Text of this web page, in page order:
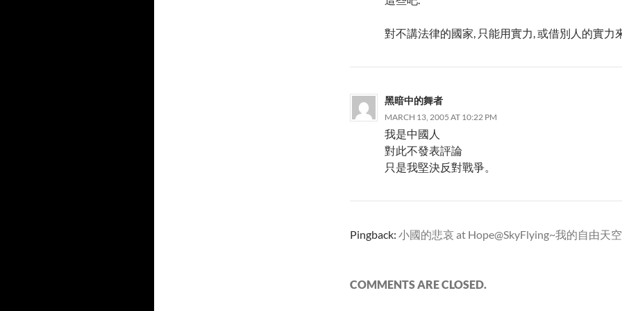
對不講法律的國家, 只能用實力, 或借別人的實力
黑暗中的舞者
MARCH 13, 2005 AT 10:22 PM
我是中國人
對此不發表評論
只是我堅決反對戰爭。
Pingback: 小國的悲哀 at Hope@SkyFlying~我的自由天空
COMMENTS ARE CLOSED.